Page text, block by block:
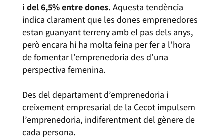
i del 6,5% entre dones. Aquesta tendència
indica clarament que les dones emprenedores
estan guanyant terreny amb el pas dels anys,
però encara hi ha molta feina per fer a l’hora
de fomentar l’emprenedoria des d’una
perspectiva femenina.
Des del departament d’emprenedoria i
creixement empresarial de la Cecot impulsem
l’emprenedoria, indiferentment del gènere de
cada persona.